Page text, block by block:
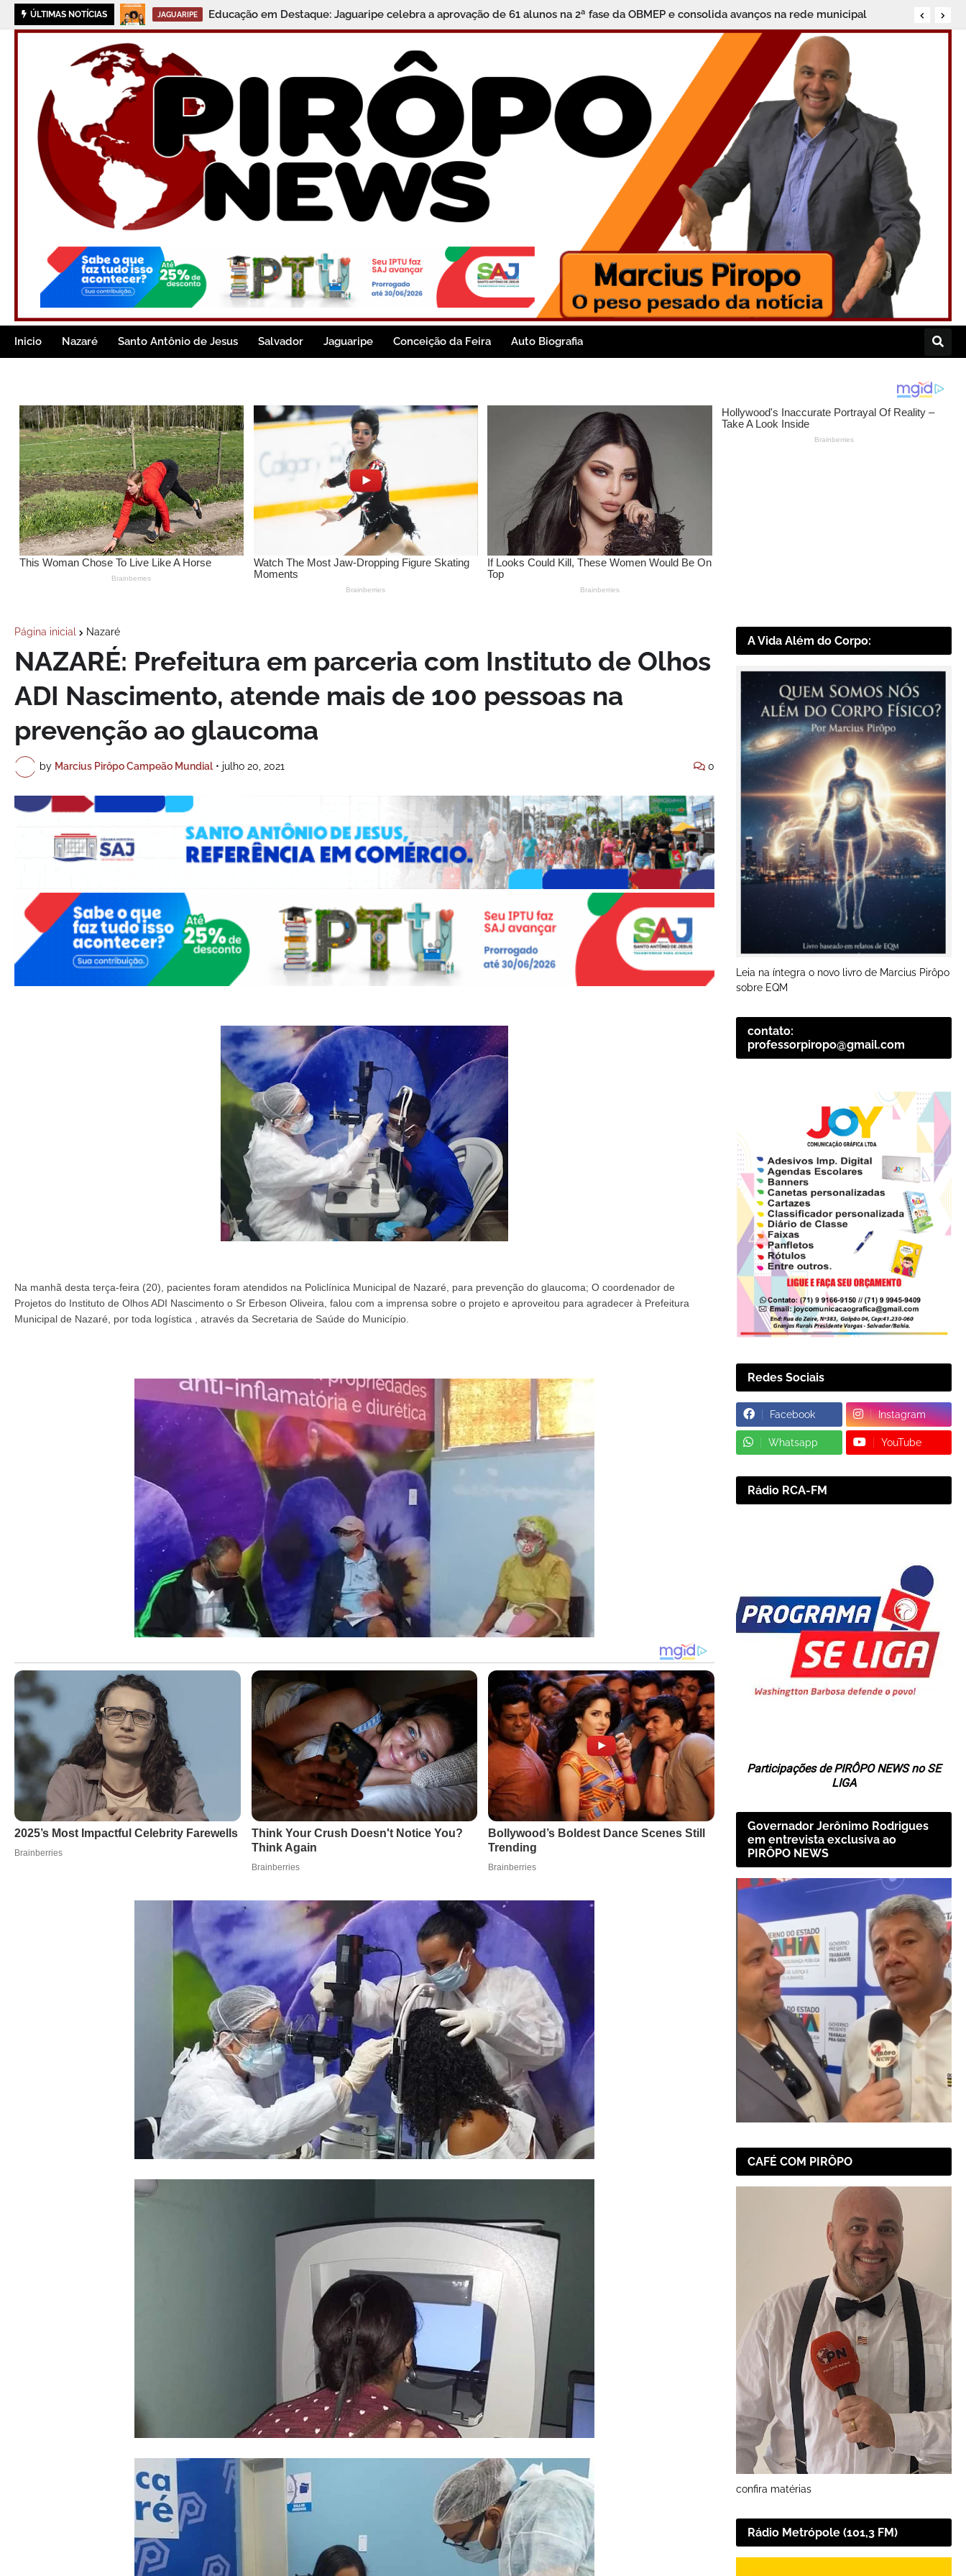
ÚLTIMAS NOTÍCIAS JAGUARIPE Educação em Destaque: Jaguaripe celebra a aprovação de 61 alunos na 2ª fase da OBMEP e consolida avanços na rede municipal
Inicio Nazaré Santo Antônio de Jesus Salvador Jaguaripe Conceição da Feira Auto Biografia
Página inicial Nazaré
NAZARÉ: Prefeitura em parceria com Instituto de Olhos
ADI Nascimento, atende mais de 100 pessoas na
prevenção ao glaucoma
by Marcius Pirôpo Campeão Mundial • julho 20, 2021 0
Na manhã desta terça-feira (20), pacientes foram atendidos na Policlínica Municipal de Nazaré, para prevenção do glaucoma; O coordenador de
Projetos do Instituto de Olhos ADI Nascimento o Sr Erbeson Oliveira, falou com a imprensa sobre o projeto e aproveitou para agradecer à Prefeitura
Municipal de Nazaré, por toda logística , através da Secretaria de Saúde do Município.
A Vida Além do Corpo:
Leia na íntegra o novo livro de Marcius Pirôpo
sobre EQM
contato:
professorpiropo@gmail.com
Redes Sociais
Facebook Instagram
Whatsapp YouTube
Rádio RCA-FM
Participações de PIRÔPO NEWS no SE
LIGA
Governador Jerônimo Rodrigues
em entrevista exclusiva ao
PIRÔPO NEWS
CAFÉ COM PIRÔPO
confira matérias
Rádio Metrópole (101,3 FM)